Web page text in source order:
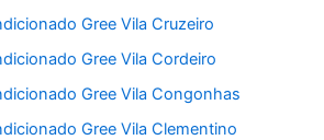
Gree Vila Cruzeiro
Gree Vila Cordeiro
Gree Vila Congonhas
Gree Vila Clementino